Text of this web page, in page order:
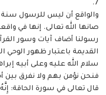
والواقع أن ليس للرسول سنة
صانها الله تعالى. إنها في
رسولنا أضاف آيات وسور
القديمة ‏باعتبار ظهور الوحي
سلام الله عليه وعلى أبيه
فنحن نؤمن بهم ولا نفرق بين